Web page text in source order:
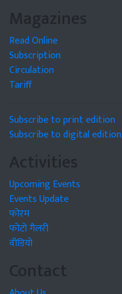
Magazines
Read Online
Subscription
Circulation
Tariff
Subscribe to print edition
Subscribe to digital edition
Activities
Upcoming Events
Events Update
फोरम
फोटो गैलरी
वीडियो
Contact